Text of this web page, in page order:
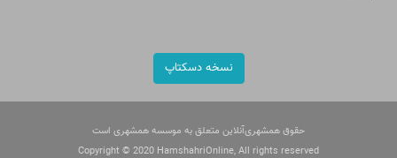
نسخه دسکتاپ
حقوق همشهری‌آنلاین متعلق به موسسه همشهری است
Copyright © 2020 HamshahriOnline, All rights reserved